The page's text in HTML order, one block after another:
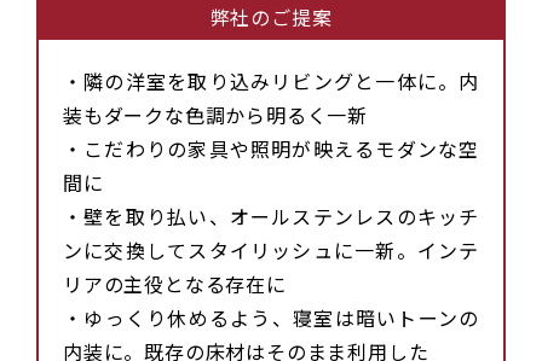
弊社のご提案
・隣の洋室を取り込みリビングと一体に。内
装もダークな色調から明るく一新
・こだわりの家具や照明が映えるモダンな空
間に
・壁を取り払い、オールステンレスのキッチ
ンに交換してスタイリッシュに一新。インテ
リアの主役となる存在に
・ゆっくり休めるよう、寝室は暗いトーンの
内装に。既存の床材はそのまま利用した